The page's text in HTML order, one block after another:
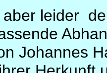
leider
Johannes